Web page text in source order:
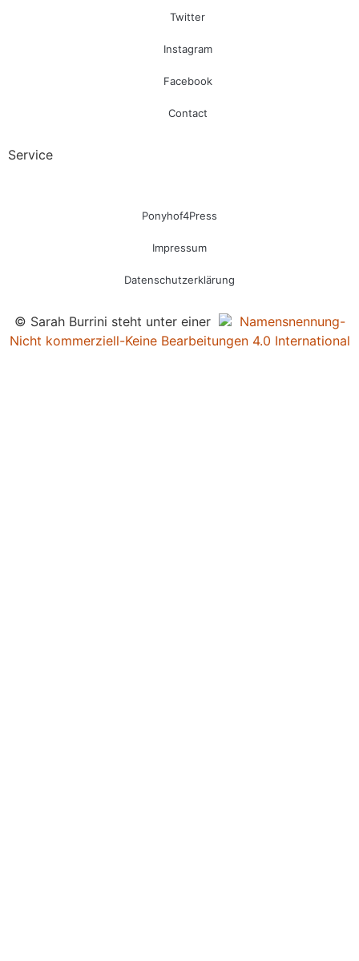
Twitter
Instagram
Facebook
Contact
Service
Ponyhof4Press
Impressum
Datenschutzerklärung
© Sarah Burrini steht unter einer
Namensnennung-
Nicht kommerziell-Keine Bearbeitungen 4.0 International